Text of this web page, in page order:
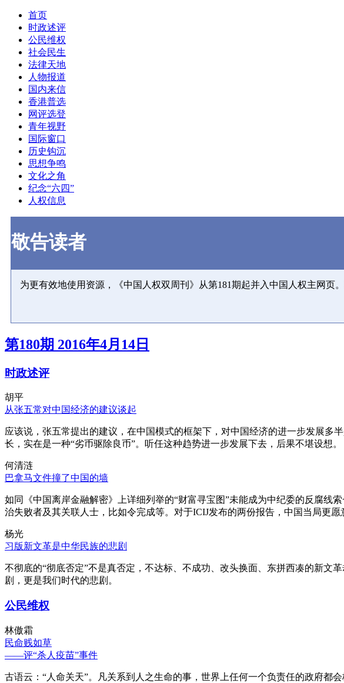
首页
时政述评
公民维权
社会民生
法律天地
人物报道
国内来信
香港普选
网评选登
青年视野
国际窗口
历史钩沉
思想争鸣
文化之角
纪念“六四”
人权信息
敬告读者
为更有效地使用资源，《中国人权双周刊》从第181期起并入中国人权主网页。
第180期 2016年4月14日
时政述评
胡平
从张五常对中国经济的建议谈起
应该说，张五常提出的建议，在中国模式的框架下，对中国经济的进一步发展多
长，实在是一种“劣币驱除良币”。听任这种趋势进一步发展下去，后果不堪设想。
何清涟
巴拿马文件撞了中国的墙
如同《中国离岸金融解密》上详细列举的“财富寻宝图”未能成为中纪委的反腐线
治失败者及其关联人士，比如令完成等。对于ICIJ发布的两份报告，中国当局更愿
杨光
习版新文革是中华民族的悲剧
不彻底的“彻底否定”不是真否定，不达标、不成功、改头换面、东拼西凑的新文
剧，更是我们时代的悲剧。
公民维权
林傲霜
民命贱如草
——评“杀人疫苗”事件
古语云：“人命关天”。凡关系到人之生命的事，世界上任何一个负责任的政府都